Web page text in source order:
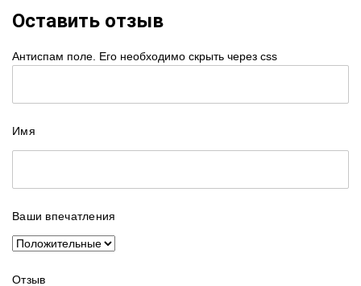
Оставить отзыв
Антиспам поле. Его необходимо скрыть через css
Имя
Ваши впечатления
Отзыв